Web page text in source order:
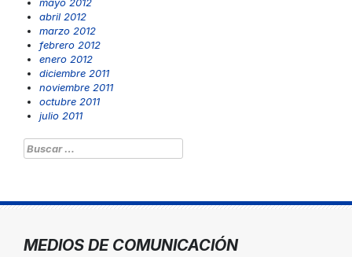
mayo 2012
abril 2012
marzo 2012
febrero 2012
enero 2012
diciembre 2011
noviembre 2011
octubre 2011
julio 2011
Buscar:
MEDIOS DE COMUNICACIÓN